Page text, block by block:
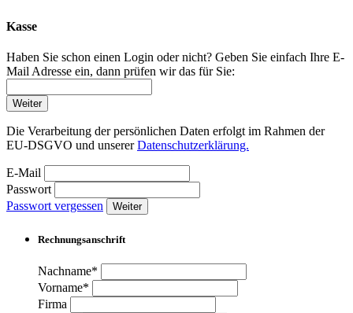
Kasse
Haben Sie schon einen Login oder nicht? Geben Sie einfach Ihre E-
Mail Adresse ein, dann prüfen wir das für Sie:
Weiter
Die Verarbeitung der persönlichen Daten erfolgt im Rahmen der
EU-DSGVO und unsererDatenschutzerklärung.
E-Mail
Passwort
Passwort vergessen
Weiter
Rechnungsanschrift
Nachname*
Vorname*
Firma